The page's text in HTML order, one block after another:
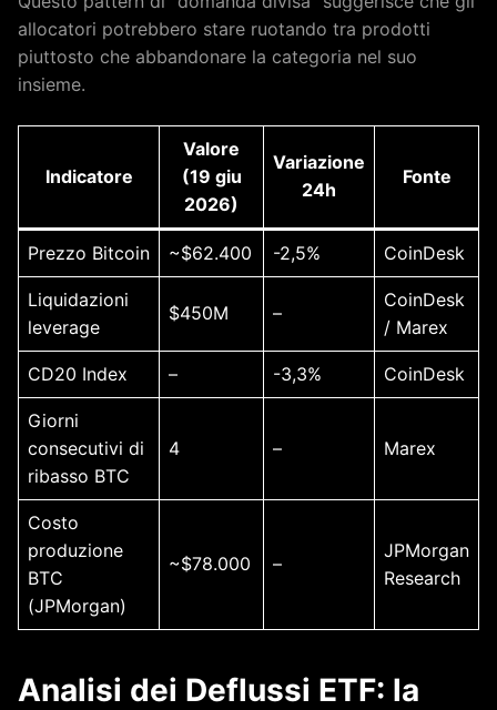
allocatori potrebbero stare ruotando tra prodotti
piuttosto che abbandonare la categoria nel suo
insieme.
Indicatore
Valore
(19 giu
2026)
Variazione
24h
Fonte
Prezzo Bitcoin ~$62.400 -2,5% CoinDesk
Liquidazioni
leverage
$450M –
CoinDesk
/ Marex
CD20 Index – -3,3% CoinDesk
Giorni
consecutivi di
ribasso BTC
4 – Marex
Costo
produzione
BTC
(JPMorgan)
~$78.000 –
JPMorgan
Research
Analisi dei Deflussi ETF: la